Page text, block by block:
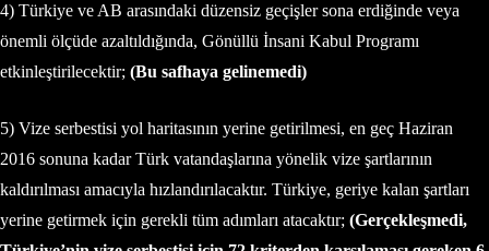
4) Türkiye ve AB arasındaki düzensiz geçişler sona erdiğinde veya
önemli ölçüde azaltıldığında, Gönüllü İnsani Kabul Programı
etkinleştirilecektir; (Bu safhaya gelinemedi)
5) Vize serbestisi yol haritasının yerine getirilmesi, en geç Haziran
2016 sonuna kadar Türk vatandaşlarına yönelik vize şartlarının
kaldırılması amacıyla hızlandırılacaktır. Türkiye, geriye kalan şartları
yerine getirmek için gerekli tüm adımları atacaktır; (Gerçekleşmedi,